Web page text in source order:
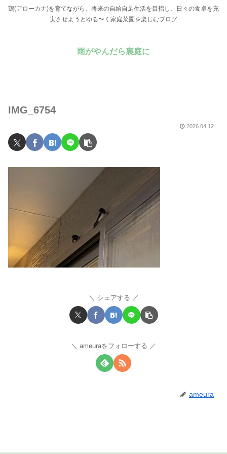
鶏(アローカナ)を育てながら、将来の自給自足生活を目指し、日々の食卓を充
実させようとゆる〜く家庭菜園を楽しむブログ
雨がやんだら裏庭に
IMG_6754
2026.04.12
シェアする
ameuraをフォローする
ameura